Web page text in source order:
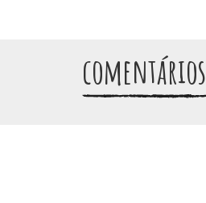
comentários